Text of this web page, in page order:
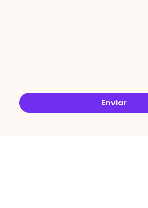
Enviar